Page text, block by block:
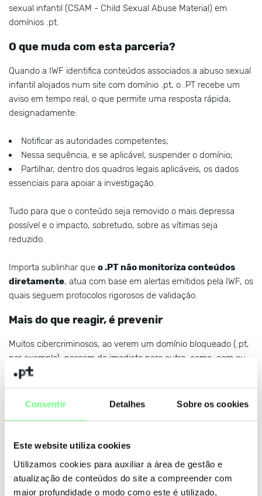
Consentir Detalhes Sobre os cookies
Este website utiliza cookies
Utilizamos cookies para auxiliar a área de gestão e
atualização de conteúdos do site a compreender com
maior profundidade o modo como este é utilizado,
sexual infantil (CSAM - Child Sexual Abuse Material) em
domínios .pt.
O que muda com esta parceria?
Quando a IWF identifica conteúdos associados a abuso sexual
infantil alojados num site com domínio .pt, o .PT recebe um
aviso em tempo real, o que permite uma resposta rápida,
designadamente:
Notificar as autoridades competentes;
Nessa sequência, e se aplicável, suspender o domínio;
Partilhar, dentro dos quadros legais aplicáveis, os dados
essenciais para apoiar a investigação.
Tudo para que o conteúdo seja removido o mais depressa
possível e o impacto, sobretudo, sobre as vítimas seja
reduzido.
Importa sublinhar que o .PT não monitoriza conteúdos
diretamente, atua com base em alertas emitidos pela IWF, os
quais seguem protocolos rigorosos de validação.
Mais do que reagir, é prevenir
Muitos cibercriminosos, ao verem um domínio bloqueado (.pt,
por exemplo), passam de imediato para outro, como .com ou
.xyz. É o chamado "salto de TLD”. Com a ferramenta
Hopping List, o .PT pode agora seguir estes movimentos e
antecipar registos suspeitos — ajudando a travar o problema
.pt?
Se tem umsite com domínio .pt, esta medida protege-o.
Com este sistema, conseguimos: